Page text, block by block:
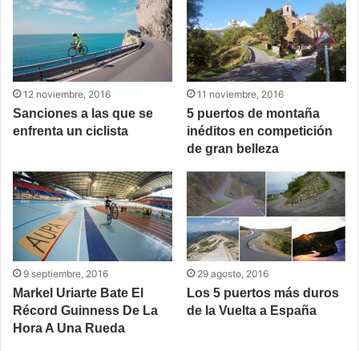
12 noviembre, 2016
Sanciones a las que se
enfrenta un ciclista
11 noviembre, 2016
5 puertos de montaña
inéditos en competición
de gran belleza
9 septiembre, 2016
Markel Uriarte Bate El
Récord Guinness De La
Hora A Una Rueda
29 agosto, 2016
Los 5 puertos más duros
de la Vuelta a España